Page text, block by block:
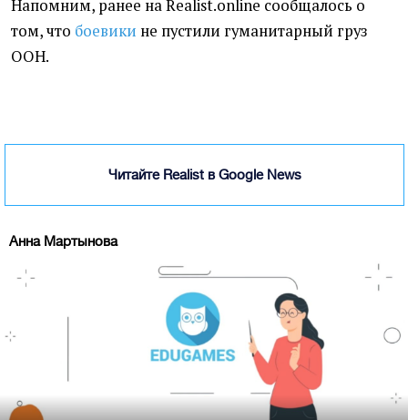
Напомним, ранее на Realist.online сообщалось о
том, что боевики не пустили гуманитарный груз
ООН.
Читайте Realist в Google News
Анна Мартынова